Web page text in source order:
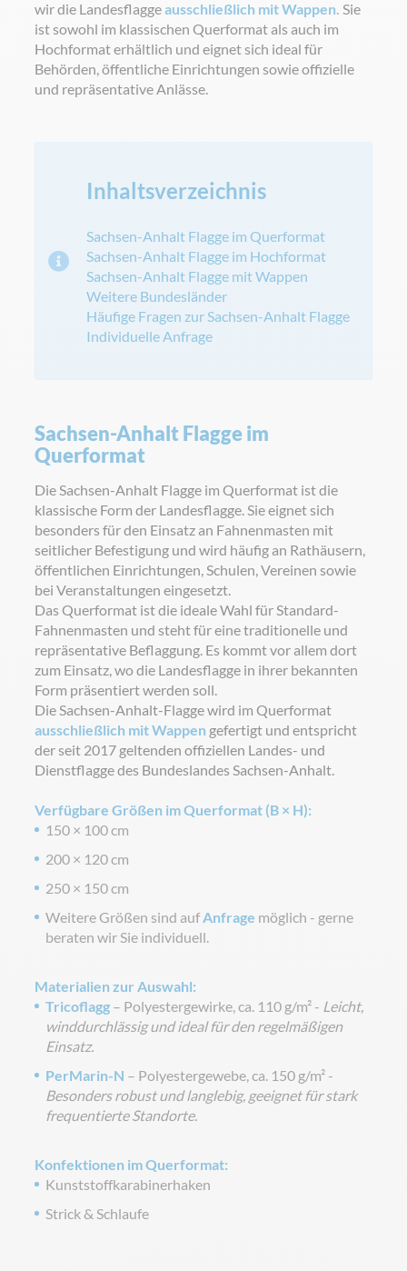
wir die Landesflaggeausschließlich mit Wappen. Sie
ist sowohl im klassischen Querformat als auch im
Hochformat erhältlich und eignet sich ideal für
Behörden, öffentliche Einrichtungen sowie offizielle
und repräsentative Anlässe.
Inhaltsverzeichnis
Sachsen-Anhalt Flagge im Querformat
Sachsen-Anhalt Flagge im Hochformat
Sachsen-Anhalt Flagge mit Wappen
Weitere Bundesländer
Häufige Fragen zur Sachsen-Anhalt Flagge
Individuelle Anfrage
Sachsen-Anhalt Flagge im
Querformat
Die Sachsen-Anhalt Flagge im Querformat ist die
klassische Form der Landesflagge. Sie eignet sich
besonders für den Einsatz an Fahnenmasten mit
seitlicher Befestigung und wird häufig an Rathäusern,
öffentlichen Einrichtungen, Schulen, Vereinen sowie
bei Veranstaltungen eingesetzt.
Das Querformat ist die ideale Wahl für Standard-
Fahnenmasten und steht für eine traditionelle und
repräsentative Beflaggung. Es kommt vor allem dort
zum Einsatz, wo die Landesflagge in ihrer bekannten
Form präsentiert werden soll.
Die Sachsen-Anhalt-Flagge wird im Querformat
ausschließlich mit Wappen gefertigt und entspricht
der seit 2017 geltenden offiziellen Landes- und
Dienstflagge des Bundeslandes Sachsen-Anhalt.
Verfügbare Größen im Querformat (B × H):
150 × 100 cm
200 × 120 cm
250 × 150 cm
Weitere Größen sind aufAnfrage möglich - gerne
beraten wir Sie individuell.
Materialien zur Auswahl:
Tricoflagg – Polyestergewirke, ca. 110 g/m² - Leicht,
winddurchlässig und ideal für den regelmäßigen
Einsatz.
PerMarin-N – Polyestergewebe, ca. 150 g/m² -
Besonders robust und langlebig, geeignet für stark
frequentierte Standorte.
Konfektionen im Querformat:
Kunststoffkarabinerhaken
Strick & Schlaufe